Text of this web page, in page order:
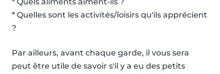
* Quelles sont les activités/loisirs qu'ils apprécient
?
Par ailleurs, avant chaque garde, il vous sera
peut être utile de savoir s'il y a eu des petits